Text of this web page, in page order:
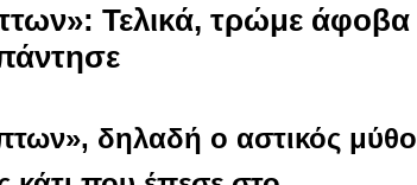
Τελικά, τρώμε
δηλαδή ο αστικός